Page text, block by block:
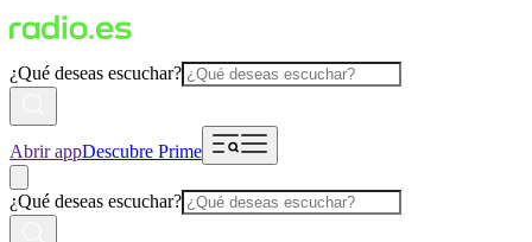
¿Qué deseas escuchar?
Abrir appDescubre Prime
¿Qué deseas escuchar?